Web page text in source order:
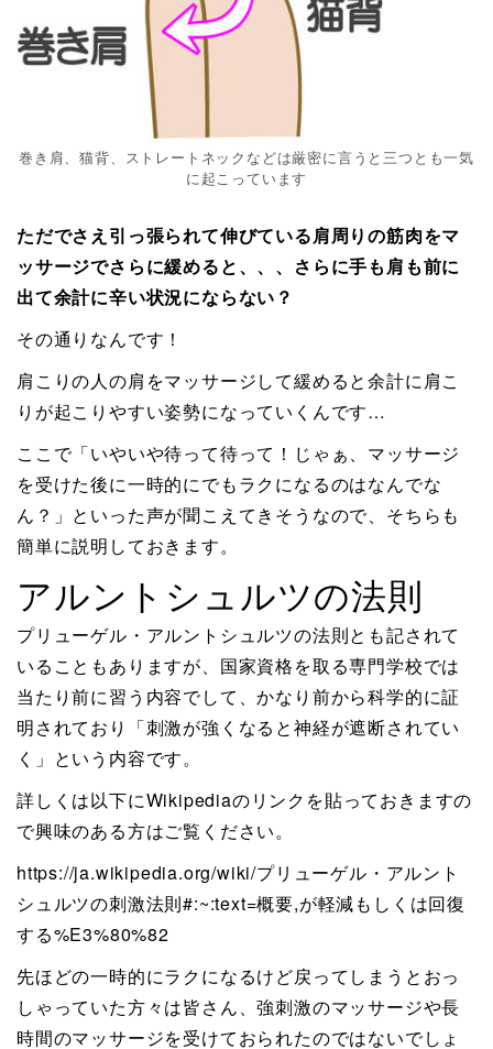
巻き肩、猫背、ストレートネックなどは厳密に言うと三つとも一気
に起こっています
ただでさえ引っ張られて伸びている肩周りの筋肉をマ
ッサージでさらに緩めると、、、さらに手も肩も前に
出て余計に辛い状況にならない？
その通りなんです！
肩こりの人の肩をマッサージして緩めると余計に肩こ
りが起こりやすい姿勢になっていくんです…
ここで「いやいや待って待って！じゃぁ、マッサージ
を受けた後に一時的にでもラクになるのはなんでな
ん？」といった声が聞こえてきそうなので、そちらも
簡単に説明しておきます。
アルントシュルツの法則
プリューゲル・アルントシュルツの法則とも記されて
いることもありますが、国家資格を取る専門学校では
当たり前に習う内容でして、かなり前から科学的に証
明されており「刺激が強くなると神経が遮断されてい
く」という内容です。
詳しくは以下にWikipediaのリンクを貼っておきますの
で興味のある方はご覧ください。
https://ja.wikipedia.org/wiki/プリューゲル・アルント
シュルツの刺激法則#:~:text=概要,が軽減もしくは回復
する%E3%80%82
先ほどの一時的にラクになるけど戻ってしまうとおっ
しゃっていた方々は皆さん、強刺激のマッサージや長
時間のマッサージを受けておられたのではないでしょ